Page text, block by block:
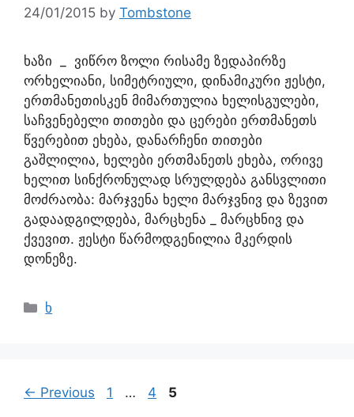
24/01/2015 by Tombstone
ხაზი _ ვიწრო ზოლი რისამე ზედაპირზე
ორხელიანი, სიმეტრიული, დინამიკური ჟესტი,
ერთმანეთისკენ მიმართულია ხელისგულები,
საჩვენებელი თითები და ცერები ერთმანეთს
წვერებით ეხება, დანარჩენი თითები
გაშლილია, ხელები ერთმანეთს ეხება, ორივე
ხელით სინქრონულად სრულდება განსვლითი
მოძრაობა: მარჯვენა ხელი მარჯვნივ და ზევით
გადაადგილდება, მარცხენა _ მარცხნივ და
ქვევით. ჟესტი წარმოდგენილია მკერდის
დონეზე.
ხ
← Previous 1 … 4 5